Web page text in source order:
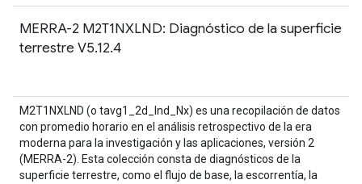
MERRA-2 M2T1NXLND: Diagnóstico de la superficie
terrestre V5.12.4
M2T1NXLND (o tavg1_2d_lnd_Nx) es una recopilación de datos
con promedio horario en el análisis retrospectivo de la era
moderna para la investigación y las aplicaciones, versión 2
(MERRA-2). Esta colección consta de diagnósticos de la
superficie terrestre, como el flujo de base, la escorrentía, la